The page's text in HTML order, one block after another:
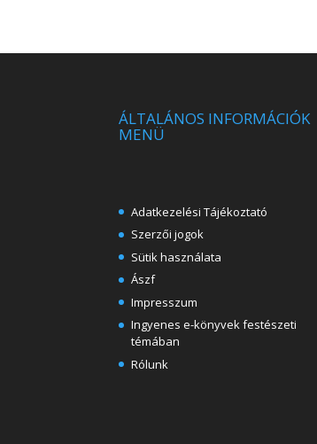
ÁLTALÁNOS INFORMÁCIÓK
MENÜ
Adatkezelési Tájékoztató
Szerzői jogok
Sütik használata
Ászf
Impresszum
Ingyenes e-könyvek festészeti
témában
Rólunk